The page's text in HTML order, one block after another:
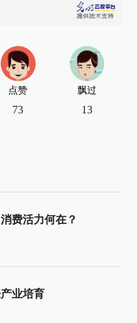
点赞
73
飘过
13
费活力何在？
业培育